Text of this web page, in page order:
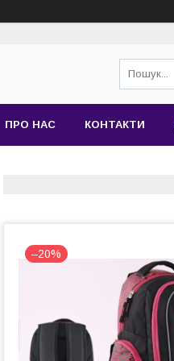
ПРО НАС КОНТАКТИ
–20%